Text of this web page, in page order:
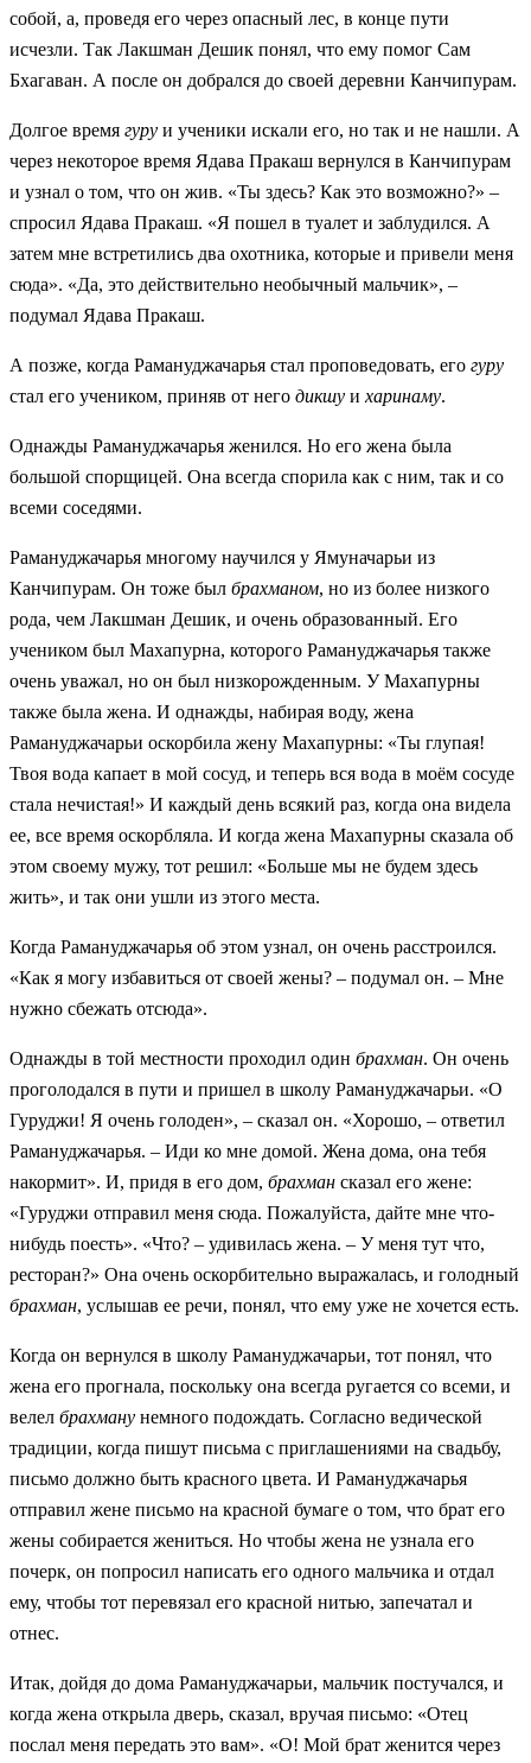
собой, а, проведя его через опасный лес, в конце пути
исчезли. Так Лакшман Дешик понял, что ему помог Сам
Бхагаван. А после он добрался до своей деревни Канчипурам.
Долгое время гуру и ученики искали его, но так и не нашли. А
через некоторое время Ядава Пракаш вернулся в Канчипурам
и узнал о том, что он жив. «Ты здесь? Как это возможно?» –
спросил Ядава Пракаш. «Я пошел в туалет и заблудился. А
затем мне встретились два охотника, которые и привели меня
сюда». «Да, это действительно необычный мальчик», –
подумал Ядава Пракаш.
А позже, когда Рамануджачарья стал проповедовать, его гуру
стал его учеником, приняв от него дикшу и харинаму.
Однажды Рамануджачарья женился. Но его жена была
большой спорщицей. Она всегда спорила как с ним, так и со
всеми соседями.
Рамануджачарья многому научился у Ямуначарьи из
Канчипурам. Он тоже был брахманом, но из более низкого
рода, чем Лакшман Дешик, и очень образованный. Его
учеником был Махапурна, которого Рамануджачарья также
очень уважал, но он был низкорожденным. У Махапурны
также была жена. И однажды, набирая воду, жена
Рамануджачарьи оскорбила жену Махапурны: «Ты глупая!
Твоя вода капает в мой сосуд, и теперь вся вода в моём сосуде
стала нечистая!» И каждый день всякий раз, когда она видела
ее, все время оскорбляла. И когда жена Махапурны сказала об
этом своему мужу, тот решил: «Больше мы не будем здесь
жить», и так они ушли из этого места.
Когда Рамануджачарья об этом узнал, он очень расстроился.
«Как я могу избавиться от своей жены? – подумал он. – Мне
нужно сбежать отсюда».
Однажды в той местности проходил один брахман. Он очень
проголодался в пути и пришел в школу Рамануджачарьи. «О
Гуруджи! Я очень голоден», – сказал он. «Хорошо, – ответил
Рамануджачарья. – Иди ко мне домой. Жена дома, она тебя
накормит». И, придя в его дом, брахман сказал его жене:
«Гуруджи отправил меня сюда. Пожалуйста, дайте мне что-
нибудь поесть». «Что? – удивилась жена. – У меня тут что,
ресторан?» Она очень оскорбительно выражалась, и голодный
брахман, услышав ее речи, понял, что ему уже не хочется есть.
Когда он вернулся в школу Рамануджачарьи, тот понял, что
жена его прогнала, поскольку она всегда ругается со всеми, и
велел брахману немного подождать. Согласно ведической
традиции, когда пишут письма с приглашениями на свадьбу,
письмо должно быть красного цвета. И Рамануджачарья
отправил жене письмо на красной бумаге о том, что брат его
жены собирается жениться. Но чтобы жена не узнала его
почерк, он попросил написать его одного мальчика и отдал
ему, чтобы тот перевязал его красной нитью, запечатал и
отнес.
Итак, дойдя до дома Рамануджачарьи, мальчик постучался, и
когда жена открыла дверь, сказал, вручая письмо: «Отец
послал меня передать это вам». «О! Мой брат женится через